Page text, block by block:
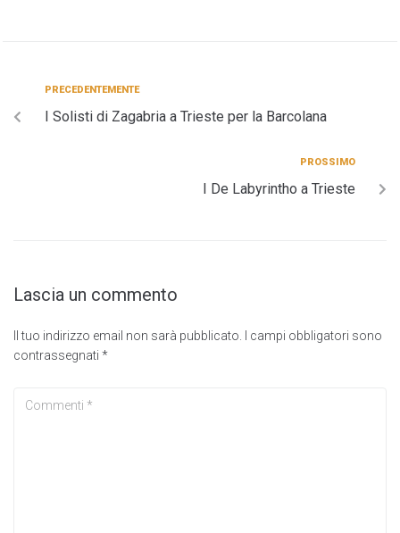
PRECEDENTEMENTE
I Solisti di Zagabria a Trieste per la Barcolana
PROSSIMO
I De Labyrintho a Trieste
Lascia un commento
Il tuo indirizzo email non sarà pubblicato. I campi obbligatori sono
contrassegnati *